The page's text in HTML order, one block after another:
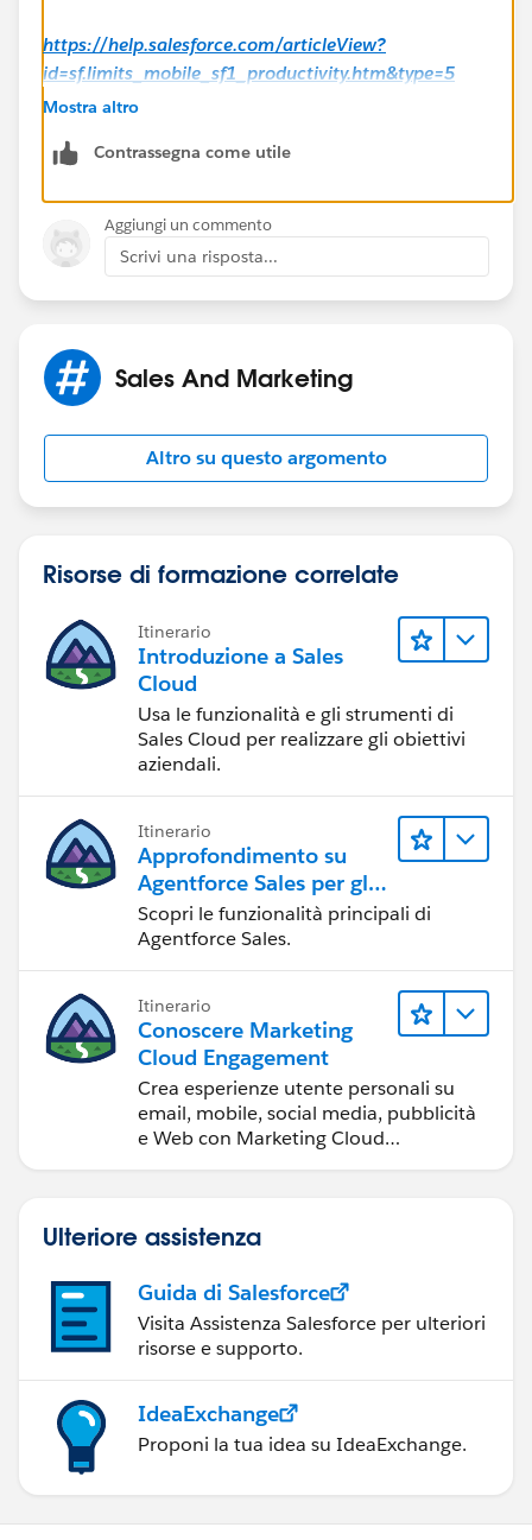
https://help.salesforce.com/articleView?
id=sf.limits_mobile_sf1_productivity.htm&type=5
Jayson
Mostra altro
Contrassegna come utile
Aggiungi un commento
Scrivi una risposta...
Sales And Marketing
Altro su questo argomento
Risorse di formazione correlate
Itinerario
Introduzione a Sales
Cloud
Usa le funzionalità e gli strumenti di
Sales Cloud per realizzare gli obiettivi
aziendali.
Itinerario
Approfondimento su
Agentforce Sales per gli
amministratori
Scopri le funzionalità principali di
Agentforce Sales.
Itinerario
Conoscere Marketing
Cloud Engagement
Crea esperienze utente personali su
email, mobile, social media, pubblicità
e Web con Marketing Cloud
Ulteriore assistenza
Guida di Salesforce
Visita Assistenza Salesforce per ulteriori
risorse e supporto.
IdeaExchange
Proponi la tua idea su IdeaExchange.